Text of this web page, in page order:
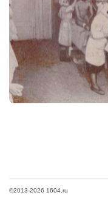
©2013-2026 1604.ru